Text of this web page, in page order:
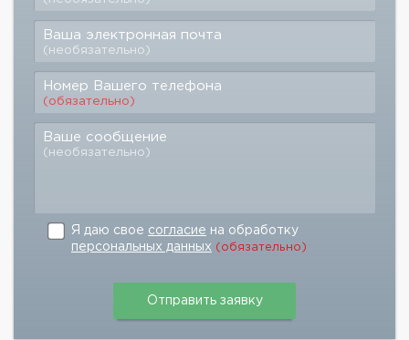
Ваша электронная почта
(необязательно)
Номер Вашего телефона
(обязательно)
Ваше сообщение
(необязательно)
Я даю свое согласие на обработку
персональных данных (обязательно)